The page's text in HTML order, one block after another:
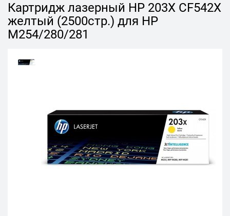
Картридж лазерный HP 203X CF542X
желтый (2500стр.) для HP
M254/280/281